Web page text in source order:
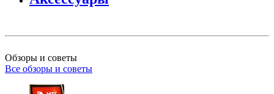
Обзоры и советы
Все обзоры и советы